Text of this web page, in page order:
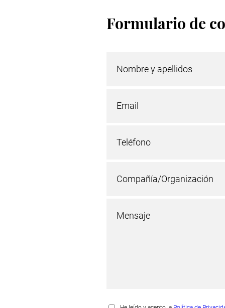
Formulario de